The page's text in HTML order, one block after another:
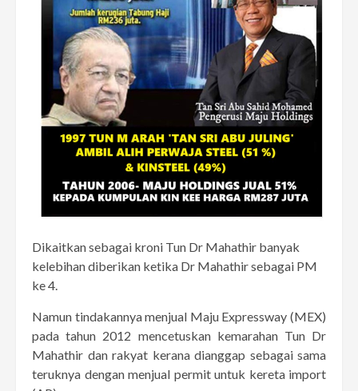
Dikaitkan sebagai kroni Tun Dr Mahathir banyak
kelebihan diberikan ketika Dr Mahathir sebagai PM
ke 4.
Namun tindakannya menjual Maju Expressway (MEX)
pada tahun 2012 mencetuskan kemarahan Tun Dr
Mahathir dan rakyat kerana dianggap sebagai sama
teruknya dengan menjual permit untuk kereta import